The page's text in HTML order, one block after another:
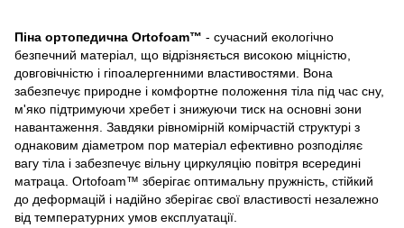
Піна ортопедична Ortofoam™ - сучасний екологічно
безпечний матеріал, що відрізняється високою міцністю,
довговічністю і гіпоалергенними властивостями. Вона
забезпечує природне і комфортне положення тіла під час сну,
м'яко підтримуючи хребет і знижуючи тиск на основні зони
навантаження. Завдяки рівномірній комірчастій структурі з
однаковим діаметром пор матеріал ефективно розподіляє
вагу тіла і забезпечує вільну циркуляцію повітря всередині
матраца. Ortofoam™ зберігає оптимальну пружність, стійкий
до деформацій і надійно зберігає свої властивості незалежно
від температурних умов експлуатації.